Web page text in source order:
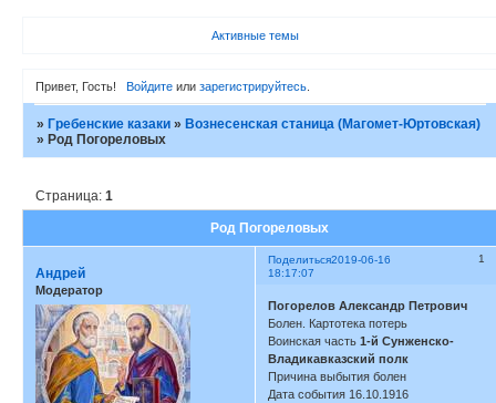
Активные темы
Привет, Гость! Войдитеили зарегистрируйтесь.
»Гребенские казаки »Вознесенская станица (Магомет-Юртовская)
»Род Погореловых
Род Погореловых
Страница:1
Поделиться 1
2019-06-16
18:17:07
Андрей
Модератор
Погорелов Александр Петрович
Болен. Картотека потерь
Воинская часть1-й Сунженско-
Владикавказский полк
Причина выбытия болен
Дата события 16.10.1916